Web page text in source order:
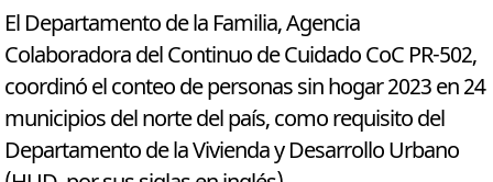
El Departamento de la Familia, Agencia
Colaboradora del Continuo de Cuidado CoC PR-502,
coordinó el conteo de personas sin hogar 2023 en 24
municipios del norte del país, como requisito del
Departamento de la Vivienda y Desarrollo Urbano